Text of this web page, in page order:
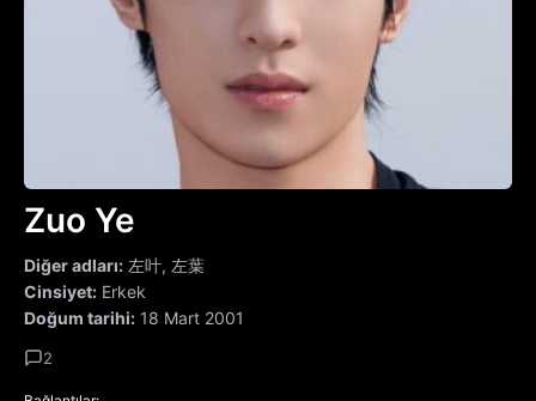
Zuo Ye
Diğer adları: 左叶, 左葉
Cinsiyet: Erkek
Doğum tarihi: 18 Mart 2001
2